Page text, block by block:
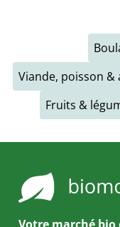
Viande, poisson &
Fruits &